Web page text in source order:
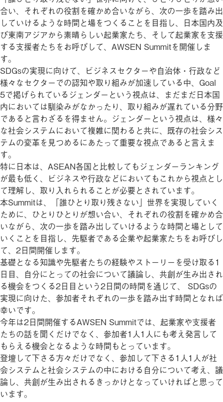
合い、それぞれの役割を確かめ合いながら、次の一歩を踏み出
していけるような時間と場をつくることを目指し、日本国内及
び東南アジアから素晴らしい起業家たち、そして起業家を支援
する支援者たちをお呼びして、AWSEN Summitを開催しま
す。
SDGsの実現に向けて、ビジネスセクターや自治体・行政など
様々なセクターでの認知や取り組みが加速している中、Goal
5で掲げられているジェンダーという視点は、まだまだ日本国
内においては馴染みがなかったり、取り組みが遅れている分野
であると言わざるを得ません。ジェンダーという視点は、様々
な社会システムにおいて複雑に関わると共に、既存の社会シス
テムの変革を見つめるにあたって重要な視点であると言えま
す。
特に日本は、ASEAN各国と比較してもジェンダーランキング
が最も低く、ビジネスや行政などにおいてもこれから視点とし
て理解し、取り入れられることが必要とされています。
本Summitは、「誰ひとり取り残さない」世界を実現していく
ために、ひとりひとりが想い合い、それぞれの役割を確かめ合
いながら、次の一歩を踏み出していけるような時間と場として
いくことを目指し、先駆者である企業や起業家たちをお呼びし
て、2日間開催します。
基礎となる知識や先駆者たちの経験やストーリーを受け取る1
日目、自分にとっての社会について議論し、共創が生み出され
る機会をつくる2日目という2日間の時間を通じて、 SDGsの
実現に向けた、参加者それぞれの一歩を踏み出す時間となれば
幸いです。
今年は2日間開催するAWSEN Summitでは、起業家や支援者
たちの話を聞くだけでなく、参加者1人1人にも考え発言して
もらえる機会となるような時間もとっています。
登壇して下さる方々だけでなく、参加して下さる1人1人が社
会システムと社会システムの中における自分について考え、議
論し、共創が生み出されるきっかけとなっていければと思って
います。